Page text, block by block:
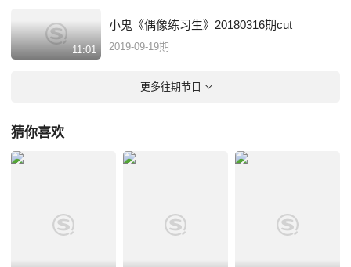
11:01
小鬼《偶像练习生》20180316期cut
2019-09-19期
更多往期节目
猜你喜欢